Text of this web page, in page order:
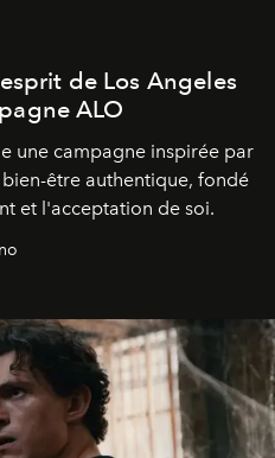
de Los Angeles
ALO
une campagne inspirée par
être authentique, fondé
et l'acceptation de soi.